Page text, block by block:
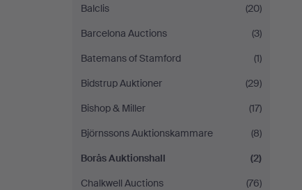
Balclis
(20)
Barcelona Auctions
(3)
Batemans of Stamford
(1)
Bidstrup Auktioner
(29)
Bishop & Miller
(17)
Björnssons Auktionskammare
(8)
Borås Auktionshall
(2)
Chalkwell Auctions
(76)